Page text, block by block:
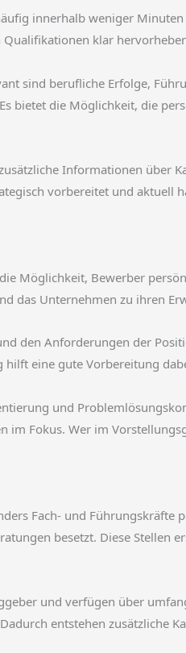
innerhalb weniger
Qualifikationen klar
sind berufliche Erfolge,
bietet die Möglichkeit, die
Informationen über
vorbereitet und aktuell
Möglichkeit, Bewerber
das Unternehmen zu ihren
den Anforderungen der
eine gute Vorbereitung
und
im Fokus. Wer im
Fach- und Führungskräfte
besetzt. Diese Stellen
und verfügen über
entstehen zusätzliche